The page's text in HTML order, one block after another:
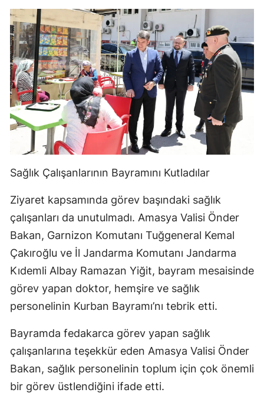
Sağlık Çalışanlarının Bayramını Kutladılar
Ziyaret kapsamında görev başındaki sağlık
çalışanları da unutulmadı. Amasya Valisi Önder
Bakan, Garnizon Komutanı Tuğgeneral Kemal
Çakıroğlu ve İl Jandarma Komutanı Jandarma
Kıdemli Albay Ramazan Yiğit, bayram mesaisinde
görev yapan doktor, hemşire ve sağlık
personelinin Kurban Bayramı’nı tebrik etti.
Bayramda fedakarca görev yapan sağlık
çalışanlarına teşekkür eden Amasya Valisi Önder
Bakan, sağlık personelinin toplum için çok önemli
bir görev üstlendiğini ifade etti.